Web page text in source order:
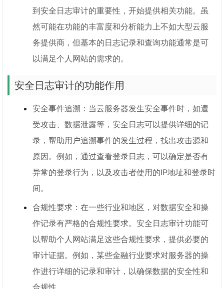
到安全日志审计的重要性，开始提供相关功能。虽
然可能在功能的丰富度和分析能力上不如大型云服
务提供商，但基本的日志记录和查询功能通常是可
以满足个人网站的需求的。
安全日志审计的功能作用
安全事件追溯：当云服务器发生安全事件时，如遭
受攻击、数据泄露等，安全日志可以提供详细的记
录，帮助用户追溯事件的发生过程，找出攻击源和
原因。例如，通过查看登录日志，可以确定是否有
异常的登录行为，以及攻击者使用的IP地址和登录时
间。
合规性要求：在一些行业和地区，对数据安全和操
作记录有严格的合规性要求。安全日志审计功能可
以帮助个人网站满足这些合规性要求，提供必要的
审计证据。例如，某些金融行业要求对服务器的操
作进行详细的记录和审计，以确保数据的安全性和
合规性。